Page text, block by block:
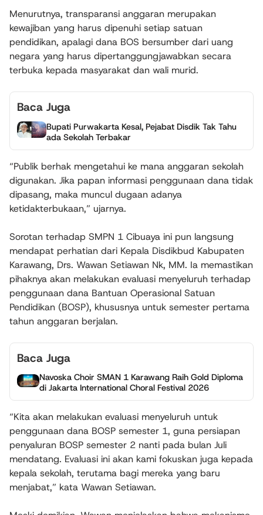
Menurutnya, transparansi anggaran merupakan
kewajiban yang harus dipenuhi setiap satuan
pendidikan, apalagi dana BOS bersumber dari uang
negara yang harus dipertanggungjawabkan secara
terbuka kepada masyarakat dan wali murid.
Baca Juga
Bupati Purwakarta Kesal, Pejabat Disdik Tak Tahu
ada Sekolah Terbakar
“Publik berhak mengetahui ke mana anggaran sekolah
digunakan. Jika papan informasi penggunaan dana tidak
dipasang, maka muncul dugaan adanya
ketidakterbukaan,” ujarnya.
Sorotan terhadap SMPN 1 Cibuaya ini pun langsung
mendapat perhatian dari Kepala Disdikbud Kabupaten
Karawang, Drs. Wawan Setiawan Nk, MM. Ia memastikan
pihaknya akan melakukan evaluasi menyeluruh terhadap
penggunaan dana Bantuan Operasional Satuan
Pendidikan (BOSP), khususnya untuk semester pertama
tahun anggaran berjalan.
Baca Juga
Navoska Choir SMAN 1 Karawang Raih Gold Diploma
di Jakarta International Choral Festival 2026
“Kita akan melakukan evaluasi menyeluruh untuk
penggunaan dana BOSP semester 1, guna persiapan
penyaluran BOSP semester 2 nanti pada bulan Juli
mendatang. Evaluasi ini akan kami fokuskan juga kepada
kepala sekolah, terutama bagi mereka yang baru
menjabat,” kata Wawan Setiawan.